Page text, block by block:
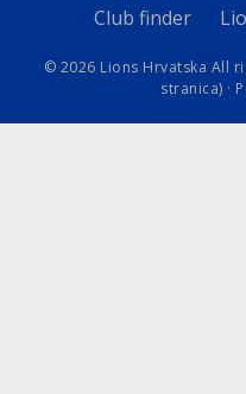
Club finder
© 2026 Lions Hrvatska All
stranica) ·